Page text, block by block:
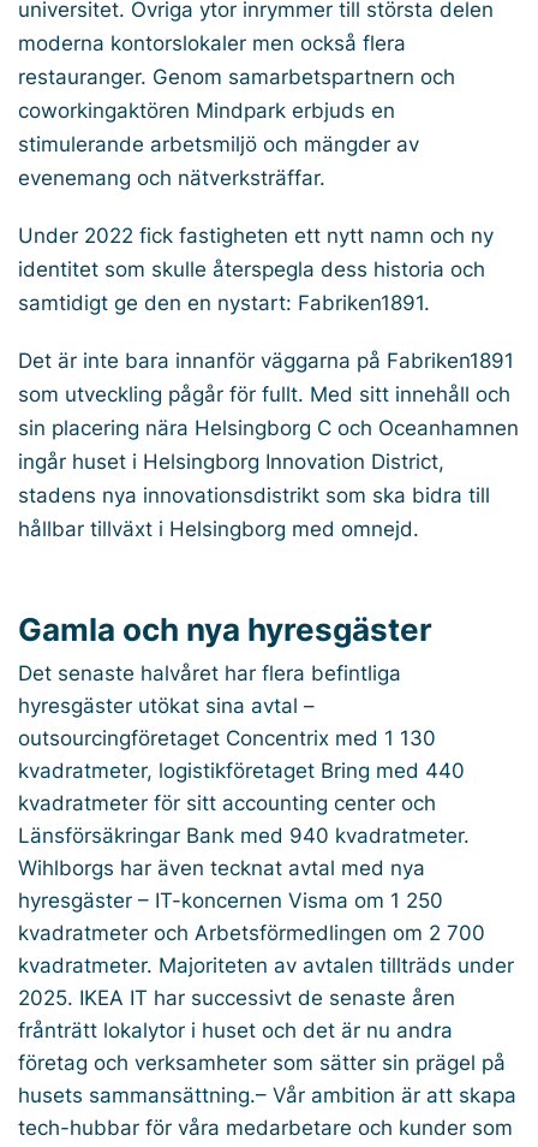
universitet. Övriga ytor inrymmer till största delen
moderna kontorslokaler men också flera
restauranger. Genom samarbetspartnern och
coworkingaktören Mindpark erbjuds en
stimulerande arbetsmiljö och mängder av
evenemang och nätverksträffar.
Under 2022 fick fastigheten ett nytt namn och ny
identitet som skulle återspegla dess historia och
samtidigt ge den en nystart: Fabriken1891.
Det är inte bara innanför väggarna på Fabriken1891
som utveckling pågår för fullt. Med sitt innehåll och
sin placering nära Helsingborg C och Oceanhamnen
ingår huset i Helsingborg Innovation District,
stadens nya innovationsdistrikt som ska bidra till
hållbar tillväxt i Helsingborg med omnejd.
Gamla och nya hyresgäster
Det senaste halvåret har flera befintliga
hyresgäster utökat sina avtal –
outsourcingföretaget Concentrix med 1 130
kvadratmeter, logistikföretaget Bring med 440
kvadratmeter för sitt accounting center och
Länsförsäkringar Bank med 940 kvadratmeter.
Wihlborgs har även tecknat avtal med nya
hyresgäster – IT-koncernen Visma om 1 250
kvadratmeter och Arbetsförmedlingen om 2 700
kvadratmeter. Majoriteten av avtalen tillträds under
2025. IKEA IT har successivt de senaste åren
frånträtt lokalytor i huset och det är nu andra
företag och verksamheter som sätter sin prägel på
husets sammansättning.– Vår ambition är att skapa
tech-hubbar för våra medarbetare och kunder som